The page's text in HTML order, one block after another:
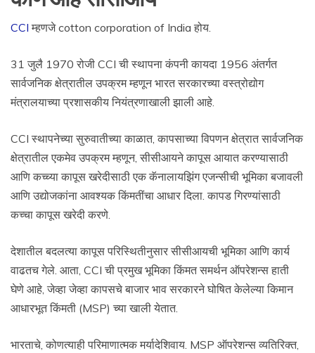
CCI म्हणजे cotton corporation of India होय.
31 जुलै 1970 रोजी CCI ची स्थापना कंपनी कायदा 1956 अंतर्गत
सार्वजनिक क्षेत्रातील उपक्रम म्हणून भारत सरकारच्या वस्त्रोद्योग
मंत्रालयाच्या प्रशासकीय नियंत्रणाखाली झाली आहे.
CCI स्थापनेच्या सुरुवातीच्या काळात, कापसाच्या विपणन क्षेत्रात सार्वजनिक
क्षेत्रातील एकमेव उपक्रम म्हणून, सीसीआयने कापूस आयात करण्यासाठी
आणि कच्च्या कापूस खरेदीसाठी एक कॅनालायझिंग एजन्सीची भूमिका बजावली
आणि उद्योजकांना आवश्यक किंमतींचा आधार दिला. कापड गिरण्यांसाठी
कच्चा कापूस खरेदी करणे.
देशातील बदलत्या कापूस परिस्थितीनुसार सीसीआयची भूमिका आणि कार्य
वाढतच गेले. आता, CCI ची प्रमुख भूमिका किंमत समर्थन ऑपरेशन्स हाती
घेणे आहे, जेव्हा जेव्हा कापसचे बाजार भाव सरकारने घोषित केलेल्या किमान
आधारभूत किंमती (MSP) च्या खाली येतात.
भारताचे, कोणत्याही परिमाणात्मक मर्यादेशिवाय. MSP ऑपरेशन्स व्यतिरिक्त,